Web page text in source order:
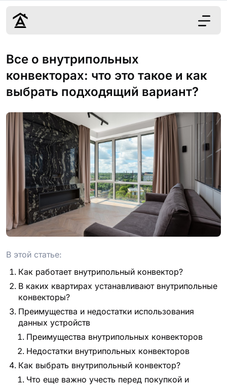
Дизайн
Цены
Наши работы
Контакты
г. Москва
8 (495) 109-
22-59
Обсудить
проект
Все о внутрипольных
конвекторах: что это такое и как
выбрать подходящий вариант?
В этой статье:
Как работает внутрипольный конвектор?
В каких квартирах устанавливают внутрипольные
конвекторы?
Преимущества и недостатки использования
данных устройств
Преимущества внутрипольных конвекторов
Недостатки внутрипольных конвекторов
Как выбрать внутрипольный конвектор?
Что еще важно учесть перед покупкой и